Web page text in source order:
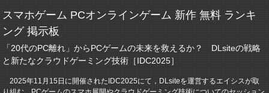
スマホゲーム PCオンラインゲーム 新作 無料 ランキ
ング 掲示板
「20代のPC離れ」からPCゲームの未来を救えるか？ DLsiteの戦略
と新たなクラウドゲーミング技術［IDC2025］
2025年11月15日に開催されたIDC2025にて，DLsiteを運営するエイシスが取